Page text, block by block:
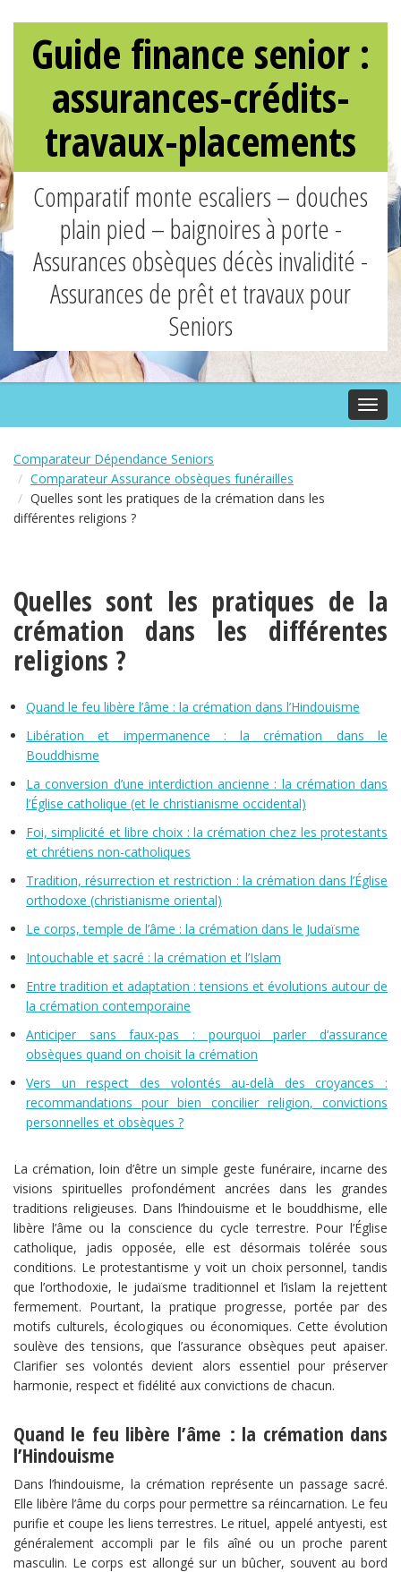
Guide finance senior :
assurances-crédits-
travaux-placements
Comparatif monte escaliers – douches
plain pied – baignoires à porte -
Assurances obsèques décès invalidité -
Assurances de prêt et travaux pour
Seniors
Comparateur Dépendance Seniors
Comparateur Assurance obsèques funérailles
Quelles sont les pratiques de la crémation dans les
différentes religions ?
Quelles sont les pratiques de la
crémation dans les différentes
religions ?
Quand le feu libère l’âme : la crémation dans l’Hindouisme
Libération et impermanence : la crémation dans le
Bouddhisme
La conversion d’une interdiction ancienne : la crémation dans
l’Église catholique (et le christianisme occidental)
Foi, simplicité et libre choix : la crémation chez les protestants
et chrétiens non-catholiques
Tradition, résurrection et restriction : la crémation dans l’Église
orthodoxe (christianisme oriental)
Le corps, temple de l’âme : la crémation dans le Judaïsme
Intouchable et sacré : la crémation et l’Islam
Entre tradition et adaptation : tensions et évolutions autour de
la crémation contemporaine
Anticiper sans faux-pas : pourquoi parler d’assurance
obsèques quand on choisit la crémation
Vers un respect des volontés au-delà des croyances :
recommandations pour bien concilier religion, convictions
personnelles et obsèques ?
La crémation, loin d’être un simple geste funéraire, incarne des
visions spirituelles profondément ancrées dans les grandes
traditions religieuses. Dans l’hindouisme et le bouddhisme, elle
libère l’âme ou la conscience du cycle terrestre. Pour l’Église
catholique, jadis opposée, elle est désormais tolérée sous
conditions. Le protestantisme y voit un choix personnel, tandis
que l’orthodoxie, le judaïsme traditionnel et l’islam la rejettent
fermement. Pourtant, la pratique progresse, portée par des
motifs culturels, écologiques ou économiques. Cette évolution
soulève des tensions, que l’assurance obsèques peut apaiser.
Clarifier ses volontés devient alors essentiel pour préserver
harmonie, respect et fidélité aux convictions de chacun.
Quand le feu libère l’âme : la crémation dans
l’Hindouisme
Dans l’hindouisme, la crémation représente un passage sacré.
Elle libère l’âme du corps pour permettre sa réincarnation. Le feu
purifie et coupe les liens terrestres. Le rituel, appelé antyesti, est
généralement accompli par le fils aîné ou un proche parent
masculin. Le corps est allongé sur un bûcher, souvent au bord